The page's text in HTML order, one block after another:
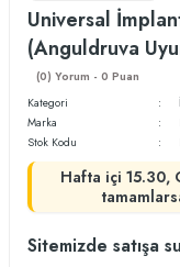
Universal
(Anguldruva
(0) Yorum - 0 Puan
Kategori
Marka
Stok Kodu
Hafta içi 15.30,
Sitemizde satışa